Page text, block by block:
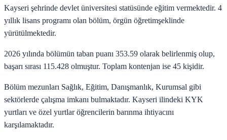
Kayseri şehrinde devlet üniversitesi statüsünde eğitim vermektedir. 4
yıllık lisans programı olan bölüm, örgün öğretimşeklinde
yürütülmektedir.
2026 yılında bölümün taban puanı 353.59 olarak belirlenmiş olup,
başarı sırası 115.428 olmuştur. Toplam kontenjan ise 45 kişidir.
Bölüm mezunları Sağlık, Eğitim, Danışmanlık, Kurumsal gibi
sektörlerde çalışma imkanı bulmaktadır. Kayseri ilindeki KYK
yurtları ve özel yurtlar öğrencilerin barınma ihtiyacını
karşılamaktadır.